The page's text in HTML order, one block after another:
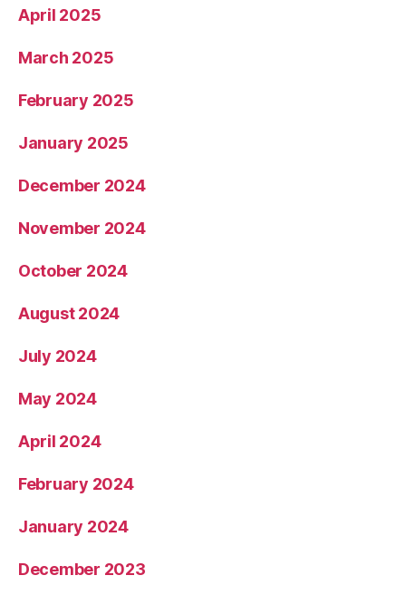
April 2025
March 2025
February 2025
January 2025
December 2024
November 2024
October 2024
August 2024
July 2024
May 2024
April 2024
February 2024
January 2024
December 2023